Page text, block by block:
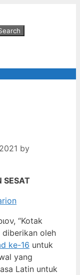
by
SESAT
“Kotak
diberikan oleh
ke-16 untuk
yang
Latin untuk